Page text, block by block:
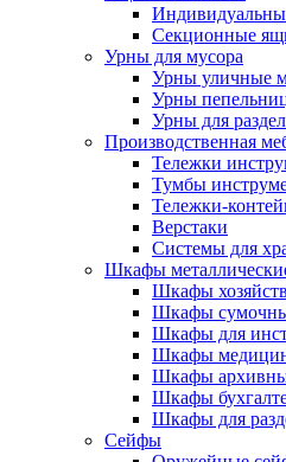
Секционные
Урны для мусора
Урны уличные
Урны
Урны для
Производственная
Тележки
Тумбы
Тележки-
Верстаки
Системы для
Шкафы
Шкафы
Шкафы
Шкафы для
Шкафы
Шкафы
Шкафы
Шкафы для
Сейфы